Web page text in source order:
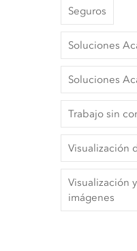
Seguros
Soluciones
Soluciones
Trabajo sin
Visualización
Visualización
imágenes